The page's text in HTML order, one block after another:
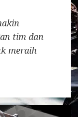
tim dan
meraih